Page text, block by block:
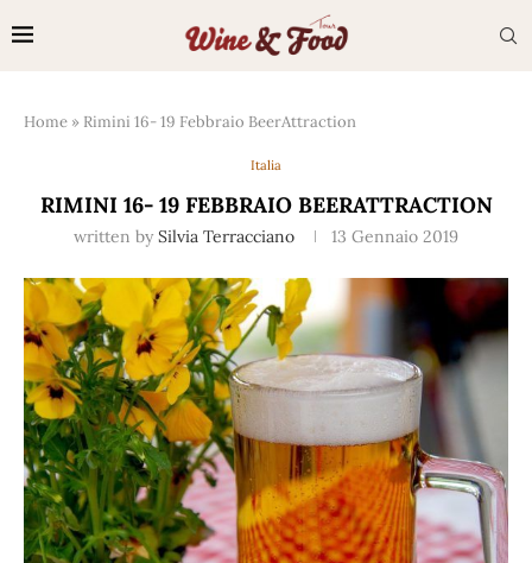
Home » Rimini 16- 19 Febbraio BeerAttraction
Italia
RIMINI 16- 19 FEBBRAIO BEERATTRACTION
written by Silvia Terracciano 13 Gennaio 2019